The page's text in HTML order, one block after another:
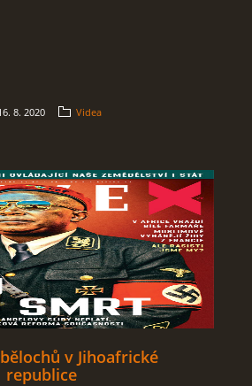
8. 2020 Videa
v Jihoafrické
republice